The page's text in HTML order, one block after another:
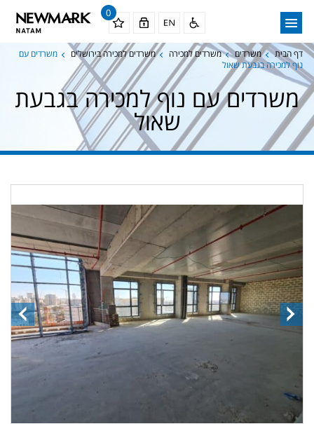
0
דף הבית משרדים משרדים למכירה משרדים למכירה בירושלים
משרדים עם
נוף למכירה בגבעת שאול
משרדים עם נוף למכירה בגבעת
שאול